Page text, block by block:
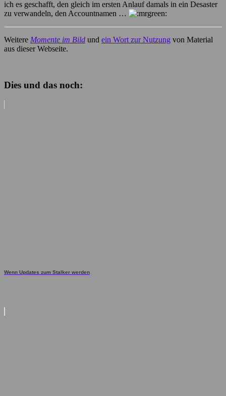
ich es geschafft, den gleich im ersten Anlauf damals in ein Desaster
zu verwandeln, den Accountnamen …
Weitere Momente im Bild und ein Wort zur Nutzung von Material
aus dieser Webseite.
Dies und das noch:
Wenn Updates zum Stalker werden